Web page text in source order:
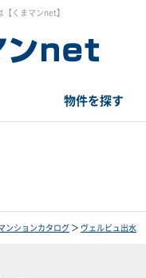
【くまマンnet】
物件を探す
ンションカタログ ＞ ヴェルビュ出水